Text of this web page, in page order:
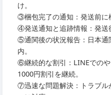
け。
③梱包完了の通知：発送前に
④発送通知と追跡情報：発送
⑤通関後の状況報告：日本通
内。
⑥継続的な割引：LINEでの
1000円割引を継続。
⑦迅速な問題解決：トラブル